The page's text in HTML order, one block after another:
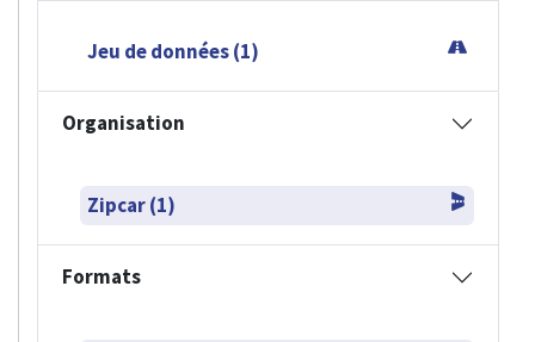
Jeu de données (1)
Organisation
Zipcar (1)
Formats